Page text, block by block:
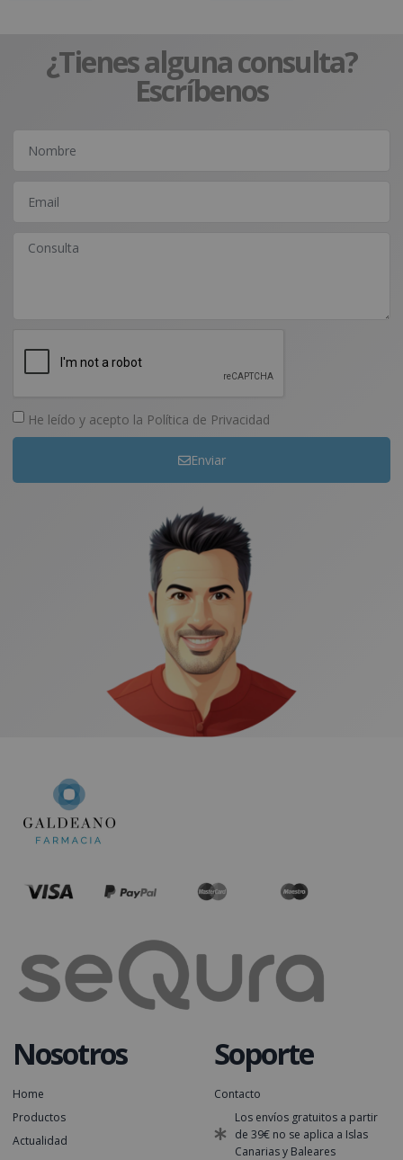
¿Tienes alguna consulta?
Escríbenos
He leído y acepto la Política de Privacidad
Enviar
Nosotros
Home
Productos
Actualidad
Soporte
Contacto
Los envíos gratuitos a partir
de 39€ no se aplica a Islas
Canarias y Baleares